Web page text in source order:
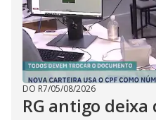
DO R7/05/08/2026
RG antigo deixa